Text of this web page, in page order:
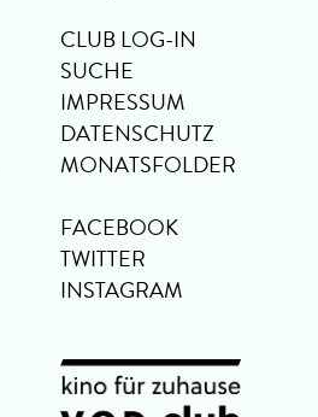
CLUB LOG-IN
SUCHE
IMPRESSUM
DATENSCHUTZ
MONATSFOLDER
FACEBOOK
TWITTER
INSTAGRAM